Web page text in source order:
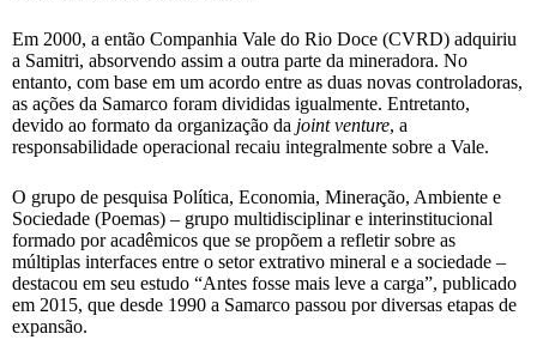
Em 2000, a então Companhia Vale do Rio Doce (CVRD) adquiriu
a Samitri, absorvendo assim a outra parte da mineradora. No
entanto, com base em um acordo entre as duas novas controladoras,
as ações da Samarco foram divididas igualmente. Entretanto,
devido ao formato da organização da joint venture, a
responsabilidade operacional recaiu integralmente sobre a Vale.
O grupo de pesquisa Política, Economia, Mineração, Ambiente e
Sociedade (Poemas) – grupo multidisciplinar e interinstitucional
formado por acadêmicos que se propõem a refletir sobre as
múltiplas interfaces entre o setor extrativo mineral e a sociedade –
destacou em seu estudo “Antes fosse mais leve a carga”, publicado
em 2015, que desde 1990 a Samarco passou por diversas etapas de
expansão.